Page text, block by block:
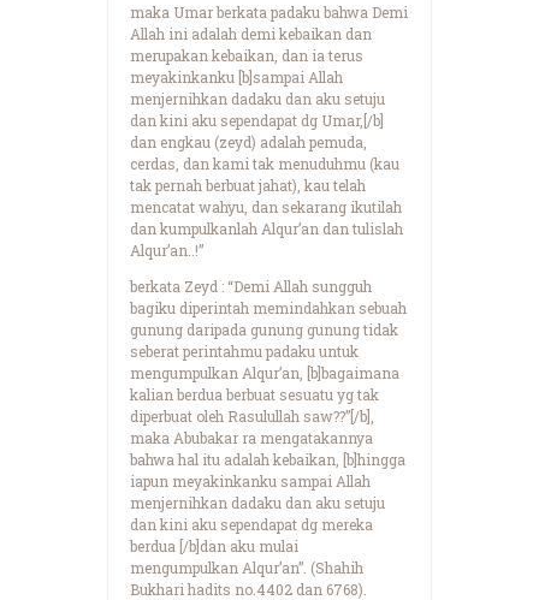
maka Umar berkata padaku bahwa Demi
Allah ini adalah demi kebaikan dan
merupakan kebaikan, dan ia terus
meyakinkanku [b]sampai Allah
menjernihkan dadaku dan aku setuju
dan kini aku sependapat dg Umar,[/b]
dan engkau (zeyd) adalah pemuda,
cerdas, dan kami tak menuduhmu (kau
tak pernah berbuat jahat), kau telah
mencatat wahyu, dan sekarang ikutilah
dan kumpulkanlah Alqur’an dan tulislah
Alqur’an..!”
berkata Zeyd : “Demi Allah sungguh
bagiku diperintah memindahkan sebuah
gunung daripada gunung gunung tidak
seberat perintahmu padaku untuk
mengumpulkan Alqur’an, [b]bagaimana
kalian berdua berbuat sesuatu yg tak
diperbuat oleh Rasulullah saw??”[/b],
maka Abubakar ra mengatakannya
bahwa hal itu adalah kebaikan, [b]hingga
iapun meyakinkanku sampai Allah
menjernihkan dadaku dan aku setuju
dan kini aku sependapat dg mereka
berdua [/b]dan aku mulai
mengumpulkan Alqur’an”. (Shahih
Bukhari hadits no.4402 dan 6768).